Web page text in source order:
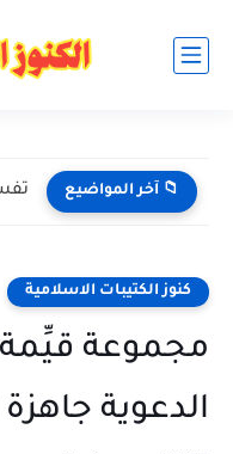
📁 آخر المواضيع
كنوز الكتيبات الاسلامية
مجموعة
الدعوية